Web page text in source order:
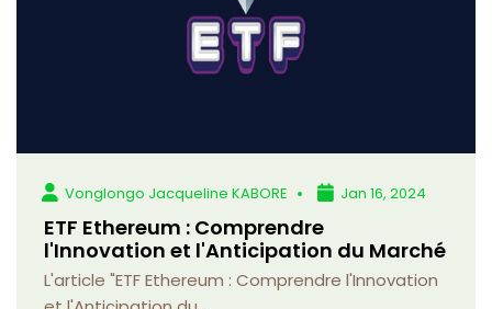
Vonglongo Jacqueline KABORE Jan 16, 2024
ETF Ethereum : Comprendre
l'Innovation et l'Anticipation du Marché
L'article "ETF Ethereum : Comprendre l'Innovation